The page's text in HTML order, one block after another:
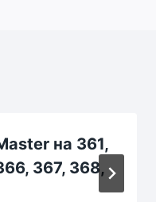
на 361,
367, 368,